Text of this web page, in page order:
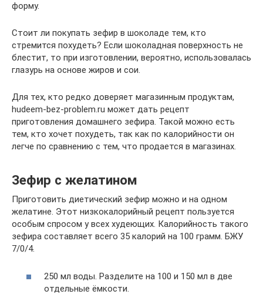
форму.
Стоит ли покупать зефир в шоколаде тем, кто
стремится похудеть? Если шоколадная поверхность не
блестит, то при изготовлении, вероятно, использовалась
глазурь на основе жиров и сои.
Для тех, кто редко доверяет магазинным продуктам,
hudeem-bez-problem.ru может дать рецепт
приготовления домашнего зефира. Такой можно есть
тем, кто хочет похудеть, так как по калорийности он
легче по сравнению с тем, что продается в магазинах.
Зефир с желатином
Приготовить диетический зефир можно и на одном
желатине. Этот низкокалорийный рецепт пользуется
особым спросом у всех худеющих. Калорийность такого
зефира составляет всего 35 калорий на 100 грамм. БЖУ
7/0/4.
250 мл воды. Разделите на 100 и 150 мл в две
отдельные ёмкости.